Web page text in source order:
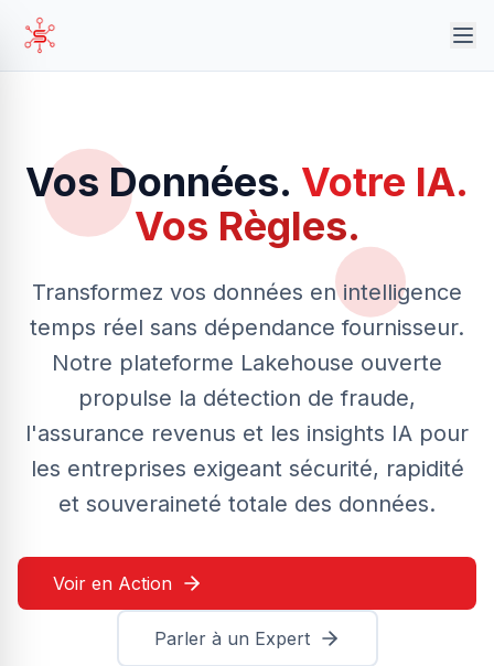
Vos Données. Votre IA.
Vos Règles.
Transformez vos données en intelligence
temps réel sans dépendance fournisseur.
Notre plateforme Lakehouse ouverte
propulse la détection de fraude,
l'assurance revenus et les insights IA pour
les entreprises exigeant sécurité, rapidité
et souveraineté totale des données.
Voir en Action
Parler à un Expert